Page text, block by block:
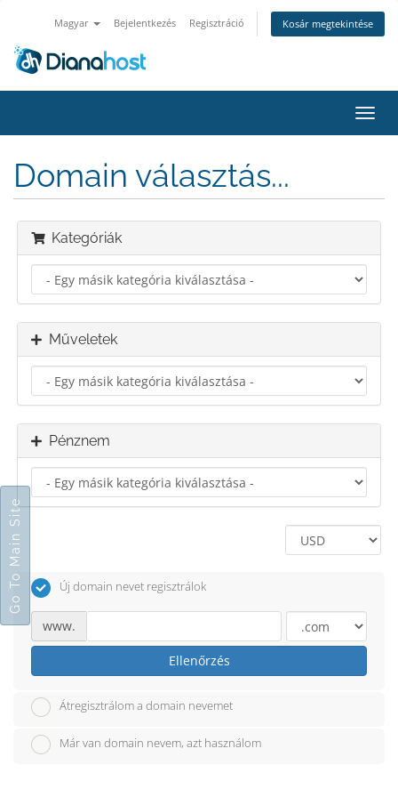
Magyar Bejelentkezés Regisztráció Kosár megtekintése
a
Domain választás...
Kategóriák
Műveletek
Pénznem
Új domain nevet regisztrálok
www.
Ellenőrzés
Átregisztrálom a domain nevemet
Már van domain nevem, azt használom
Go To Main Site